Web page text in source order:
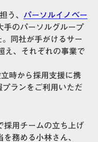
う、 パーソルイノベー
手のパーソルグループ
同社が手がけるサー
え、それぞれの事業で
時から採用支援に携
ランをご利用いただ
採用チームの立ち上げ
務める小林さん、